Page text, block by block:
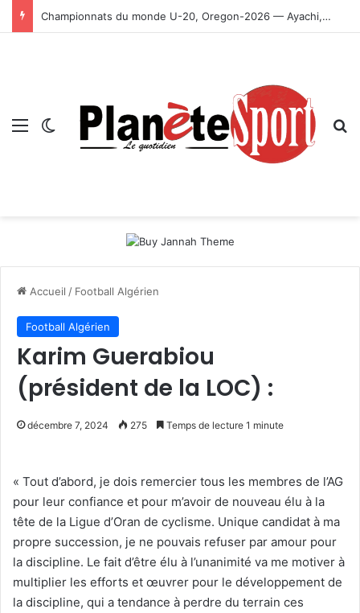
Championnats du monde U-20, Oregon-2026 — Ayachi, Dissa, Touahria et Ghezali en finale
Menu Switch skin
Accueil / Football Algérien
Football Algérien
Karim Guerabiou
(président de la LOC) :
décembre 7, 2024 275 Temps de lecture 1 minute
« Tout d’abord, je dois remercier tous les membres de l’AG
pour leur confiance et pour m’avoir de nouveau élu à la
tête de la Ligue d’Oran de cyclisme. Unique candidat à ma
propre succession, je ne pouvais refuser par amour pour
la discipline. Le fait d’être élu à l’unanimité va me motiver à
multiplier les efforts et œuvrer pour le développement de
la discipline, qui a tendance à perdre du terrain ces